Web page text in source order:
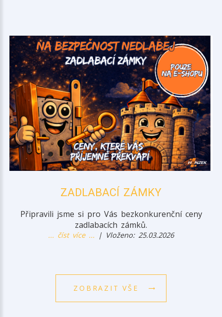
ZADLABACÍ ZÁMKY
Připravili jsme si pro Vás bezkonkurenční ceny
zadlabacích zámků.
... číst více ... | Vloženo: 25.03.2026
ZOBRAZIT VŠE